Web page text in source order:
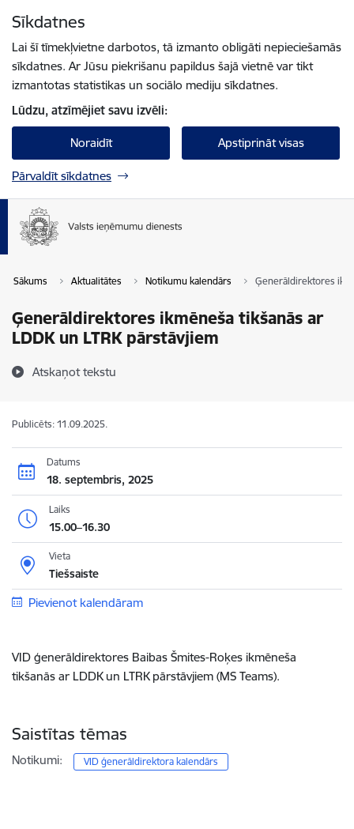
Sīkdatnes
Lai šī tīmekļvietne darbotos, tā izmanto obligāti nepieciešamās
sīkdatnes. Ar Jūsu piekrišanu papildus šajā vietnē var tikt
izmantotas statistikas un sociālo mediju sīkdatnes.
Lūdzu, atzīmējiet savu izvēli:
Noraidīt Apstiprināt visas
Pārvaldīt sīkdatnes
Sākums Aktualitātes Notikumu kalendārs Ģenerāldirektores
Ģenerāldirektores ikmēneša tikšanās ar
LDDK un LTRK pārstāvjiem
Atskaņot tekstu
Publicēts: 11.09.2025.
Datums
18. septembris, 2025
Laiks
15.00–16.30
Vieta
Tiešsaiste
Pievienot kalendāram
VID ģenerāldirektores Baibas Šmites-Roķes ikmēneša
tikšanās ar LDDK un LTRK pārstāvjiem (MS Teams).
Saistītas tēmas
Notikumi: VID ģenerāldirektora kalendārs